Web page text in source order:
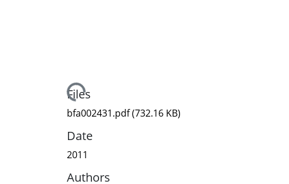
Loading...
Files
bfa002431.pdf(732.16 KB)
Date
2011
Authors